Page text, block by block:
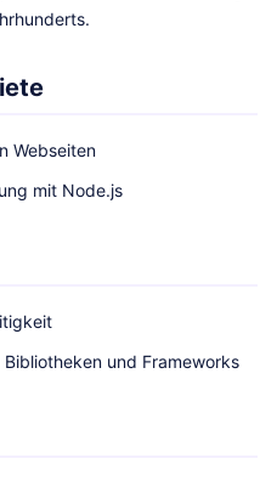
Webseiten
mit Node.js
und Frameworks